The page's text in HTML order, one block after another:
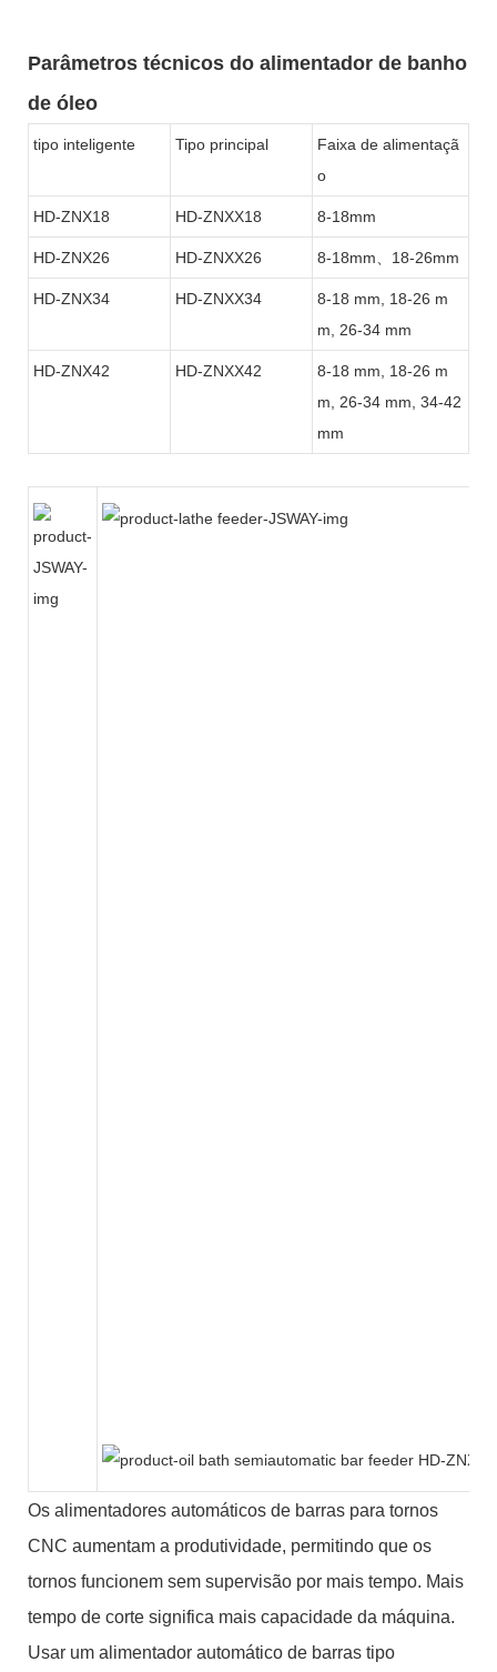
Parâmetros técnicos do alimentador de banho
de óleo
tipo inteligente Tipo principal
Faixa de alimentaçã
o
HD-ZNX18 HD-ZNXX18 8-18mm
HD-ZNX26 HD-ZNXX26 8-18mm、18-26mm
HD-ZNX34 HD-ZNXX34
8-18 mm, 18-26 m
m, 26-34 mm
HD-ZNX42 HD-ZNXX42
8-18 mm, 18-26 m
m, 26-34 mm, 34-42
mm
Os alimentadores automáticos de barras para tornos
CNC aumentam a produtividade, permitindo que os
tornos funcionem sem supervisão por mais tempo. Mais
tempo de corte significa mais capacidade da máquina.
Usar um alimentador automático de barras tipo